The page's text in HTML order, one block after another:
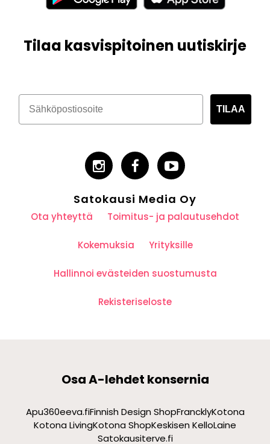
Tilaa kasvispitoinen uutiskirje
TILAA
Satokausi Media Oy
Ota yhteyttä Toimitus- ja palautusehdot
Kokemuksia Yrityksille
Hallinnoi evästeiden suostumusta
Rekisteriseloste
Osa A-lehdet konsernia
Apu360eeva.fiFinnish Design ShopFrancklyKotona
Kotona LivingKotona ShopKeskisen KelloLaine
Satokausiterve.fi